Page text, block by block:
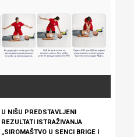
U NIŠU PREDSTAVLJENI
REZULTATI ISTRAŽIVANJA
„SIROMAŠTVO U SENCI BRIGE I